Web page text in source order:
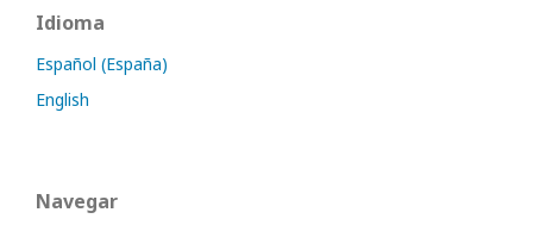
Idioma
Español (España)
English
Navegar